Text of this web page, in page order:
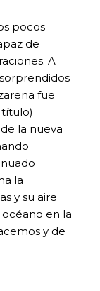
pocos
de
A
fue
la nueva
la
y su aire
en la
y de